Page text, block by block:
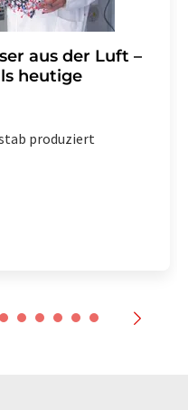
aus der Luft –
heutige
produziert